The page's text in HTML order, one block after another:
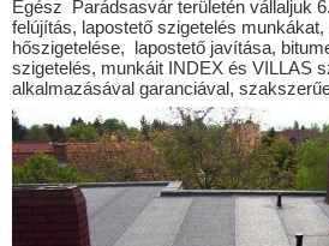
Bélapátfalva
Besenyőtelek
Bocfölde
Bödeháza
Bogyiszló
Bükkszenterzsébet
Egész Parádsasvár területén vállaljuk
felújítás, lapostető szigetelés
hőszigetelése, lapostető javítása,
szigetelés, munkáit INDEX és VILLAS
alkalmazásával garanciával,